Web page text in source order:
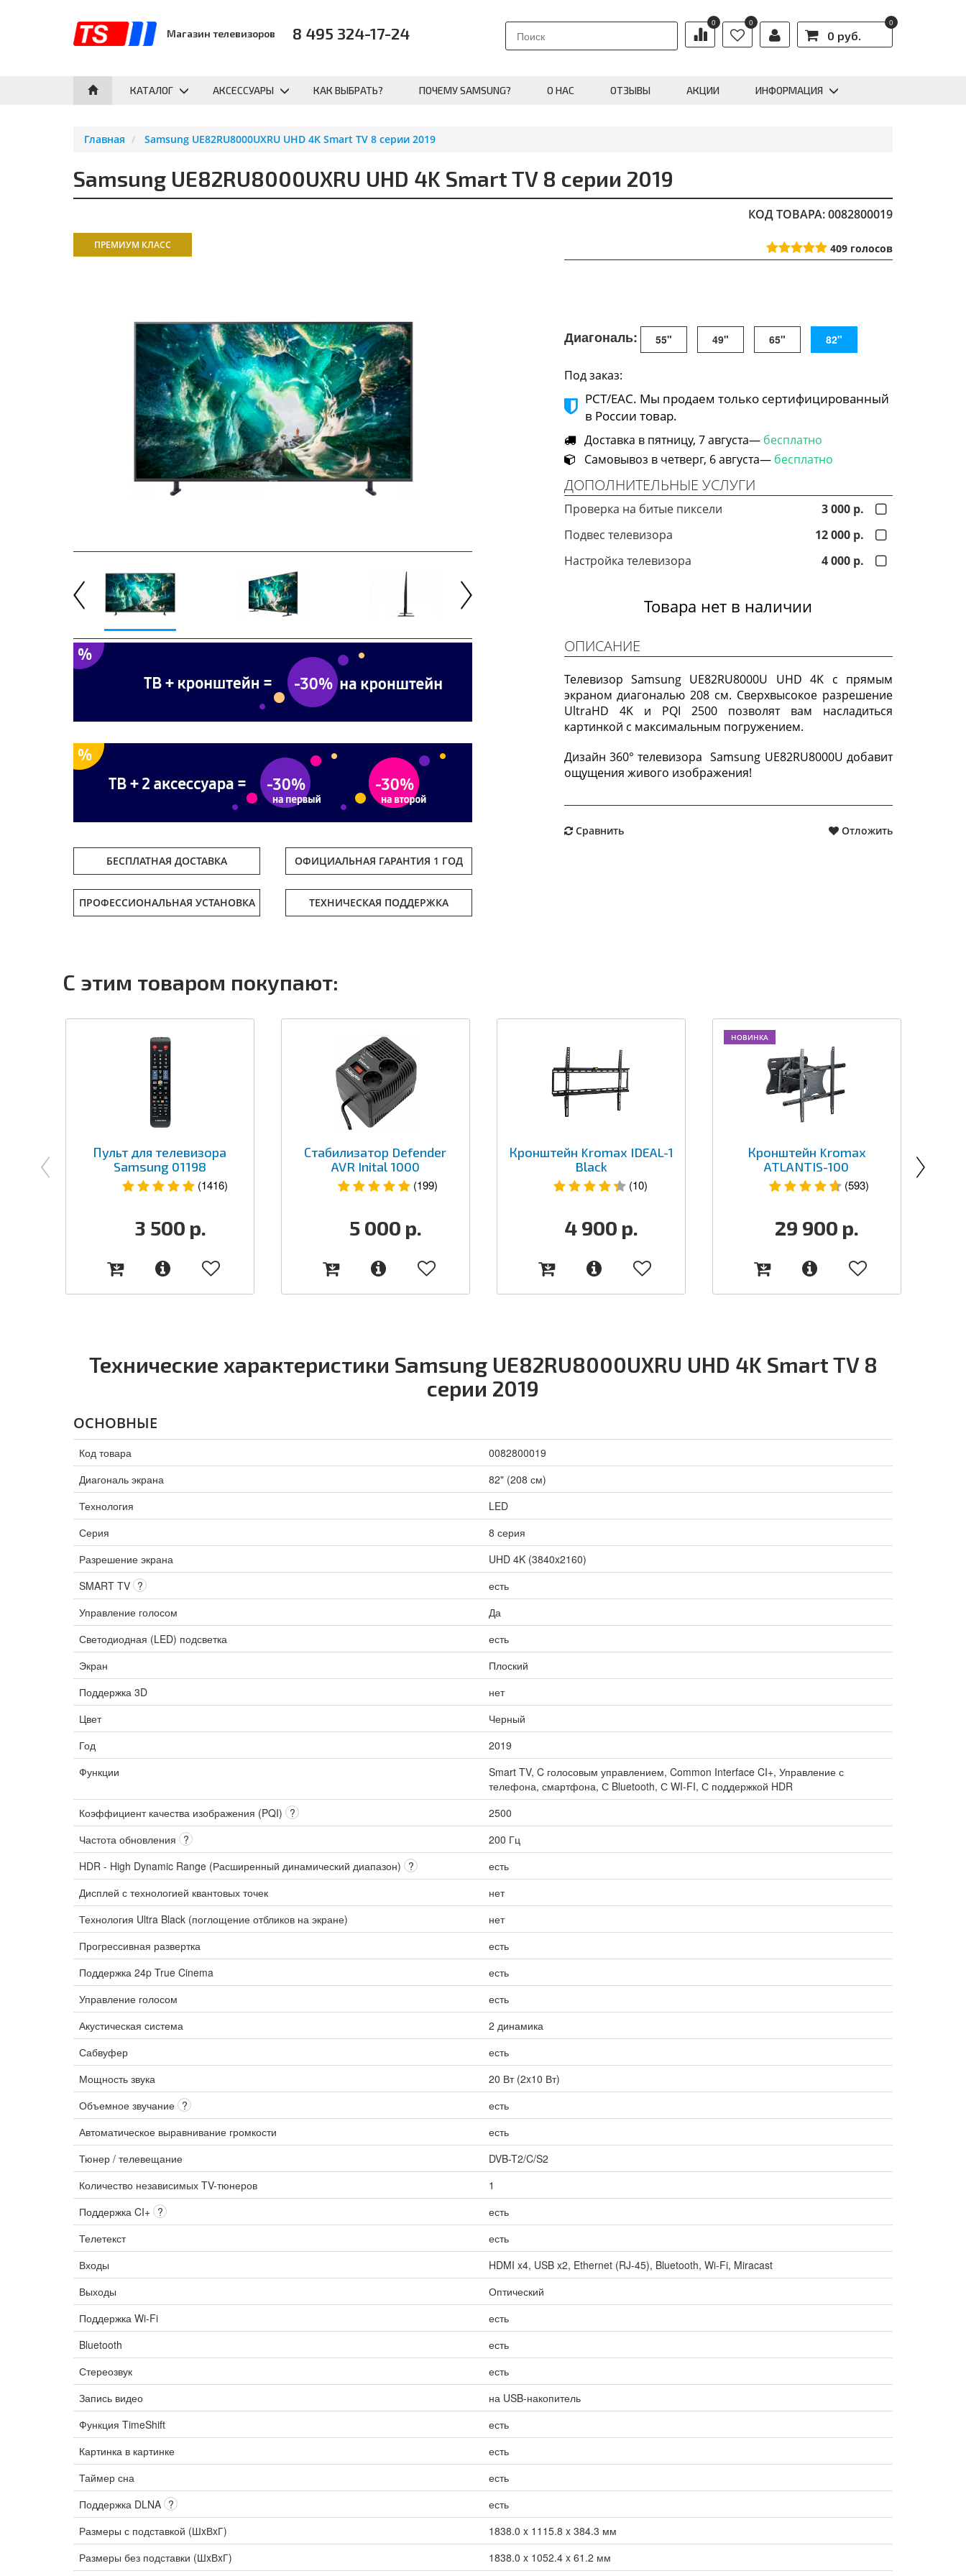
Магазин телевизоров 8 495 324-17-24
0 0
0 руб.
0
КАТАЛОГ АКСЕССУАРЫ КАК ВЫБРАТЬ? ПОЧЕМУ SAMSUNG? О НАС ОТЗЫВЫ АКЦИИ ИНФОРМАЦИЯ
Главная Samsung UE82RU8000UXRU UHD 4K Smart TV 8 серии 2019
Samsung UE82RU8000UXRU UHD 4K Smart TV 8 серии 2019
КОД ТОВАРА: 0082800019
ПРЕМИУМ КЛАСС
БЕСПЛАТНАЯ ДОСТАВКА ОФИЦИАЛЬНАЯ ГАРАНТИЯ 1 ГОД
ТЕХНИЧЕСКАЯ ПОДДЕРЖКА
ПРОФЕССИОНАЛЬНАЯ УСТАНОВКА
409 голосов
Диагональ: 55" 49" 65" 82"
Под заказ:
РСТ/ЕАС. Мы продаем только сертифицированный
в России товар.
Доставка в пятницу, 7 августа— бесплатно
Самовывоз в четверг, 6 августа— бесплатно
ДОПОЛНИТЕЛЬНЫЕ УСЛУГИ
Проверка на битые пиксели
3 000 р.
Подвес телевизора
12 000 р.
Настройка телевизора
4 000 р.
Товара нет в наличии
ОПИСАНИЕ
Телевизор Samsung UE82RU8000U UHD 4K с прямым
экраном диагональю 208 см. Сверхвысокое разрешение
UltraHD 4K и PQI 2500 позволят вам насладиться
картинкой с максимальным погружением.
Дизайн 360° телевизора Samsung UE82RU8000U добавит
ощущения живого изображения!
Сравнить Отложить
С этим товаром покупают:
Пульт для телевизора
Samsung 01198
(1416)
3 500 р.
Стабилизатор Defender
AVR Inital 1000
(199)
5 000 р.
Кронштейн Kromax IDEAL-1
Black
(10)
4 900 р.
НОВИНКА
Кронштейн Kromax
ATLANTIS-100
(593)
29 900 р.
Технические характеристики Samsung UE82RU8000UXRU UHD 4K Smart TV 8
серии 2019
ОСНОВНЫЕ
Код товара
0082800019
Диагональ экрана
82" (208 см)
Технология
LED
Серия
8 серия
Разрешение экрана
UHD 4K (3840x2160)
SMART TV ?
есть
Управление голосом
Да
Светодиодная (LED) подсветка
есть
Экран
Плоский
Поддержка 3D
нет
Цвет
Черный
Год
2019
Функции
Smart TV, C голосовым управлением, Common Interface CI+, Управление с
телефона, смартфона, С Bluetooth, С WI-FI, С поддержкой HDR
Коэффициент качества изображения (PQI) ?
2500
Частота обновления ?
200 Гц
HDR - High Dynamic Range (Расширенный динамический диапазон) ?
есть
Дисплей с технологией квантовых точек
нет
Технология Ultra Black (поглощение отбликов на экране)
нет
Прогрессивная развертка
есть
Поддержка 24p True Cinema
есть
Управление голосом
есть
Акустическая система
2 динамика
Сабвуфер
есть
Мощность звука
20 Вт (2x10 Вт)
Объемное звучание ?
есть
Автоматическое выравнивание громкости
есть
Тюнер / телевещание
DVB-T2/C/S2
Количество независимых TV-тюнеров
1
Поддержка CI+ ?
есть
Телетекст
есть
Входы
HDMI x4, USB x2, Ethernet (RJ-45), Bluetooth, Wi-Fi, Miracast
Выходы
Оптический
Поддержка Wi-Fi
есть
Bluetooth
есть
Стереозвук
есть
Запись видео
на USB-накопитель
Функция TimeShift
есть
Картинка в картинке
есть
Таймер сна
есть
Поддержка DLNA ?
есть
Размеры с подставкой (ШxВxГ)
1838.0 x 1115.8 x 384.3 мм
Размеры без подставки (ШxВxГ)
1838.0 x 1052.4 x 61.2 мм